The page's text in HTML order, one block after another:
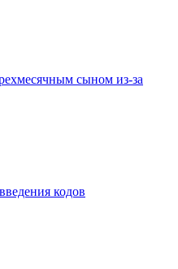
сыном из-за
кодов